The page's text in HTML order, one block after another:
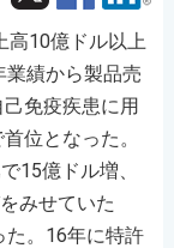
高10億ドル以上
績から製品売
免疫疾患に用
位となった。
15億ドル増、
みせていた
た。16年に特許